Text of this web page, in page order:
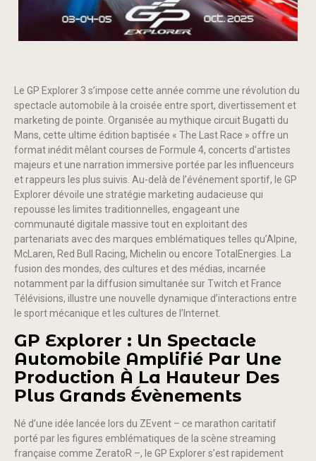
Le GP Explorer 3 s’impose cette année comme une révolution du
spectacle automobile à la croisée entre sport, divertissement et
marketing de pointe. Organisée au mythique circuit Bugatti du
Mans, cette ultime édition baptisée « The Last Race » offre un
format inédit mêlant courses de Formule 4, concerts d’artistes
majeurs et une narration immersive portée par les influenceurs
et rappeurs les plus suivis. Au-delà de l’événement sportif, le GP
Explorer dévoile une stratégie marketing audacieuse qui
repousse les limites traditionnelles, engageant une
communauté digitale massive tout en exploitant des
partenariats avec des marques emblématiques telles qu’Alpine,
McLaren, Red Bull Racing, Michelin ou encore TotalEnergies. La
fusion des mondes, des cultures et des médias, incarnée
notamment par la diffusion simultanée sur Twitch et France
Télévisions, illustre une nouvelle dynamique d’interactions entre
le sport mécanique et les cultures de l’Internet.
GP Explorer : Un Spectacle
Automobile Amplifié Par Une
Production À La Hauteur Des
Plus Grands Évènements
Né d’une idée lancée lors du ZEvent – ce marathon caritatif
porté par les figures emblématiques de la scène streaming
française comme ZeratoR –, le GP Explorer s’est rapidement